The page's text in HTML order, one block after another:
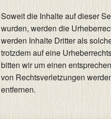
Soweit die Inhalte auf dieser
wurden, werden die
werden Inhalte Dritter als
trotzdem auf eine
bitten wir um einen
von Rechtsverletzungen
entfernen.